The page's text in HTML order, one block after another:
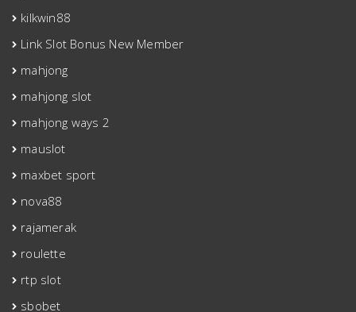
kilkwin88
Link Slot Bonus New Member
mahjong
mahjong slot
mahjong ways 2
mauslot
maxbet sport
nova88
rajamerak
roulette
rtp slot
sbobet